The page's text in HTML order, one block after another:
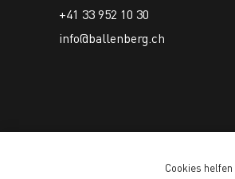
+41 33 952 10 30
info@ballenberg.ch
Cookies